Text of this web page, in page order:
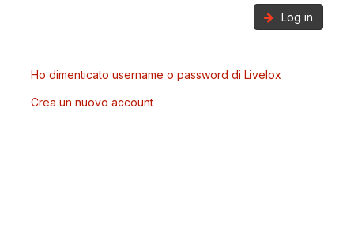
Log in
Ho dimenticato username o password di Livelox
Crea un nuovo account